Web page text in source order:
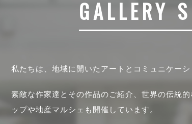
GALLERY
私たちは、地域に開いたアートとコミュニケー
素敵な作家達とその作品のご紹介、世界の伝統
ップや地産マルシェも開催しています。